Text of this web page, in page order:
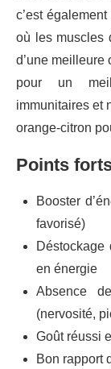
c’est
où les muscles
d’une meilleure
pour un
immunitaires et
orange-citron
Points
Booster
favorisé)
Déstockage
en énergie
Absence
(nervosité,
Goût réussi
Bon rapport